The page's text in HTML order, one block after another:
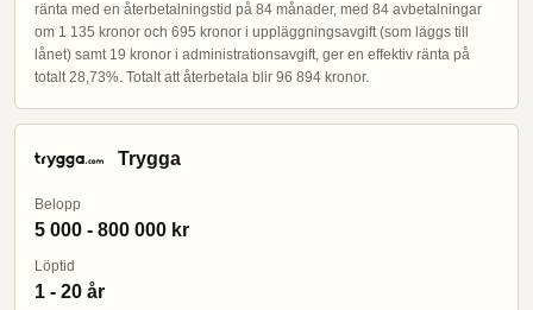
ränta med en återbetalningstid på 84 månader, med 84 avbetalningar
om 1 135 kronor och 695 kronor i uppläggningsavgift (som läggs till
lånet) samt 19 kronor i administrationsavgift, ger en effektiv ränta på
totalt 28,73%. Totalt att återbetala blir 96 894 kronor.
Trygga
Belopp
5 000 - 800 000 kr
Löptid
1 - 20 år